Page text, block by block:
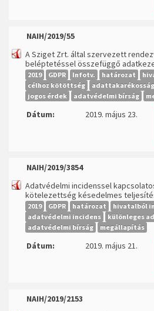
NAIH/2019/55
A Sziget Zrt. által szervezett
beléptetéssel összefüggő
2019 GDPR Infotv. határozat
célhoz kötöttség
adattakarékosság
jogos érdek
adatvédelmi bírság
Dátum:
2019. május 23.
NAIH/2019/3854
Adatvédelmi incidenssel
kötelezettség késedelmes
2019 GDPR határozat
hivatalból
adatvédelmi incidens
különleges
adatvédelmi bírság
megállapítás
Dátum:
2019. május 21.
NAIH/2019/2153